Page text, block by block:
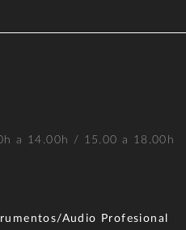
a 14.00h / 15.00 a 18.00h
Audio Profesional